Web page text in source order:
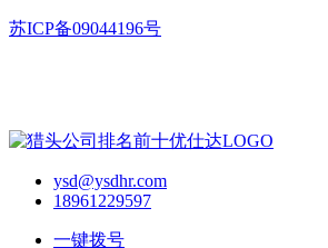
苏ICP备09044196号
ysd@ysdhr.com
18961229597
一键拨号